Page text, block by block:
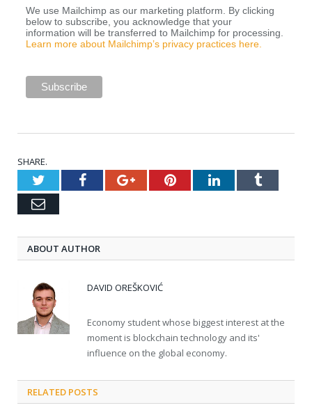
We use Mailchimp as our marketing platform. By clicking
below to subscribe, you acknowledge that your
information will be transferred to Mailchimp for processing.
Learn more about Mailchimp’s privacy practices here.
SHARE.
TwitterFacebookGoogle+PinterestLinkedInTumblr
Email
ABOUT AUTHOR
DAVID OREŠKOVIĆ
Economy student whose biggest interest at the
moment is blockchain technology and its'
influence on the global economy.
RELATED POSTS